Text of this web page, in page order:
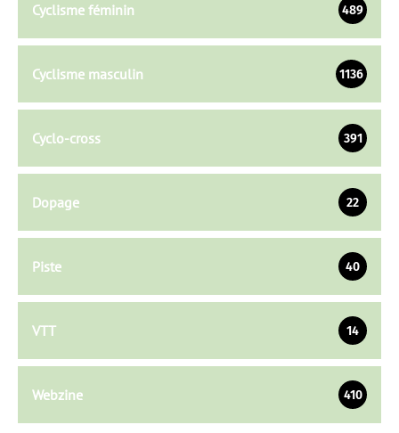
Cyclisme féminin 489
Cyclisme masculin 1136
Cyclo-cross 391
Dopage 22
Piste 40
VTT 14
Webzine 410